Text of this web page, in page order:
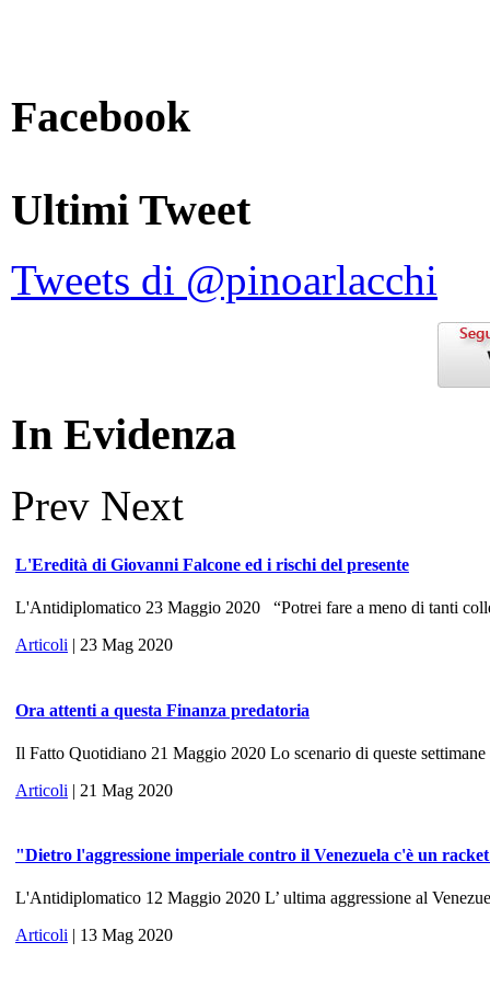
Facebook
Ultimi Tweet
Tweets di @pinoarlacchi
In Evidenza
Prev Next
L'Eredità di Giovanni Falcone ed i rischi del presente
L'Antidiplomatico 23 Maggio 2020 “Potrei fare a meno di tanti
Articoli | 23 Mag 2020
Ora attenti a questa Finanza predatoria
Il Fatto Quotidiano 21 Maggio 2020 Lo scenario di queste
Articoli | 21 Mag 2020
"Dietro l'aggressione imperiale contro il Venezuela c'è un
L'Antidiplomatico 12 Maggio 2020 L’ ultima aggressione al
Articoli | 13 Mag 2020